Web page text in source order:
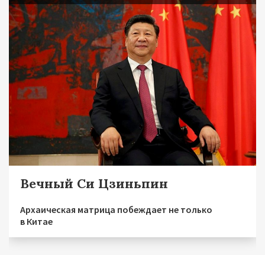
Вечный Си Цзиньпин
Архаическая матрица побеждает не только
в Китае